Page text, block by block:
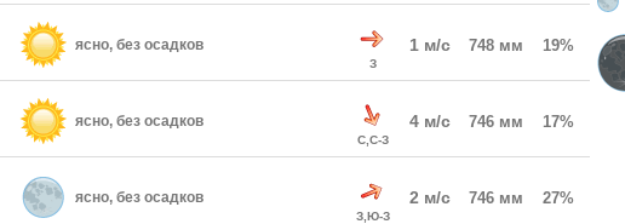
ясно, без осадков
З
1 м/с 748 мм 19%
ясно, без осадков
С,С-З
4 м/с 746 мм 17%
ясно, без осадков
З,Ю-З
2 м/с 746 мм 27%